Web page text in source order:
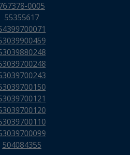
0005
55355617
504084355